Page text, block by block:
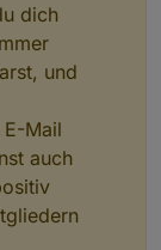
dich
und
Mail
auch